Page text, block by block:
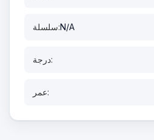
سلسلة:N/A
درجة:
عمر: